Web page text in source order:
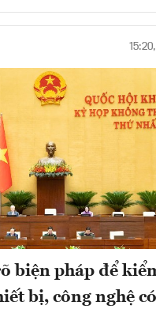
biện pháp để
bị, công nghệ